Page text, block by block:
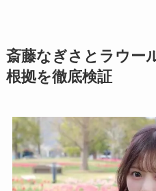
斎藤なぎさとラウー
根拠を徹底検証